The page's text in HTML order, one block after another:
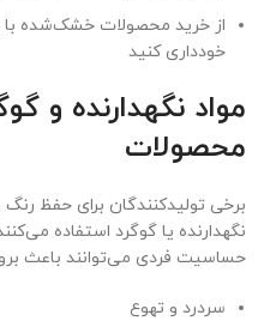
از خرید محصولات خشک‌شده با
خودداری کنید
مواد نگهدارنده و
محصولات
برخی تولیدکنندگان برای حفظ رنگ
نگهدارنده یا گوگرد استفاده
حساسیت فردی می‌توانند باعث
سردرد و تهوع